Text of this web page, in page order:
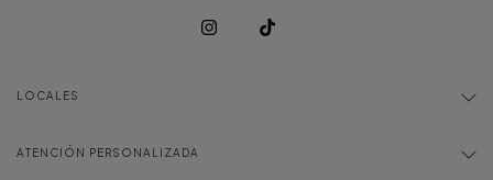
LOCALES
ATENCIÓN PERSONALIZADA